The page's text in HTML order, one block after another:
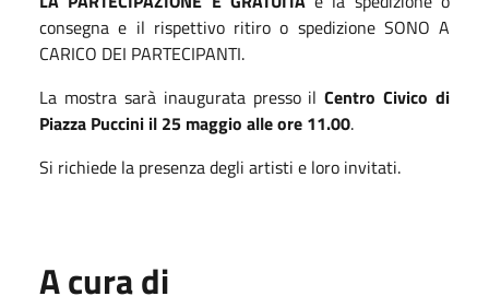
consegna e il rispettivo ritiro o spedizione SONO A
CARICO DEI PARTECIPANTI.
La mostra sarà inaugurata presso ilCentro Civico di
Piazza Puccini il 25 maggio alle ore 11.00.
Si richiede la presenza degli artisti e loro invitati.
A cura di